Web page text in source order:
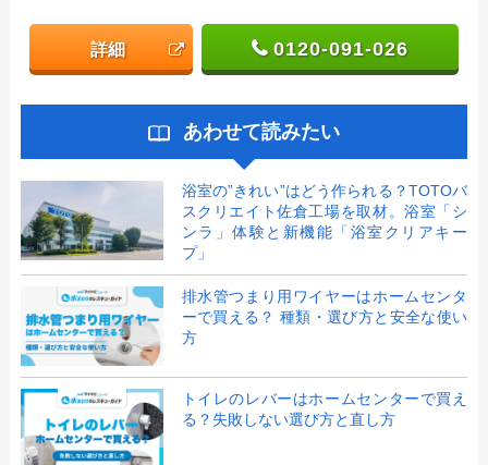
詳細 0120-091-026
あわせて読みたい
浴室の”きれい”はどう作られる？TOTOバ
スクリエイト佐倉工場を取材。浴室「シ
ンラ」体験と新機能「浴室クリアキー
プ」
排水管つまり用ワイヤーはホームセンタ
ーで買える？ 種類・選び方と安全な使い
方
トイレのレバーはホームセンターで買え
る？失敗しない選び方と直し方